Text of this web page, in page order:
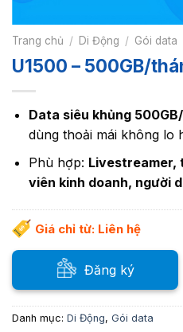
Trang chủ / Di Động / Gói data
U1500 – 500GB/
Data siêu khủng
dùng thoải mái không lo
Phù hợp: Livestreamer,
viên kinh doanh, người
Giá chỉ từ: Liên hệ
Đăng ký
Danh mục: Di Động, Gói data